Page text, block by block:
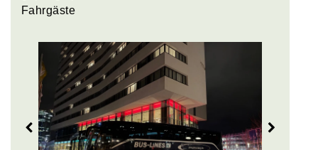
Fahrgäste
Zurück